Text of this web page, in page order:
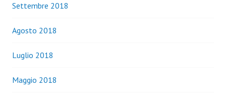
Settembre 2018
Agosto 2018
Luglio 2018
Maggio 2018